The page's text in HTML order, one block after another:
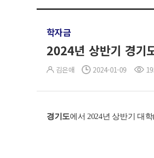
학자금
2024년 상반기 경기
김은애 2024-01-09
경기도에서 2024년 상반기 대